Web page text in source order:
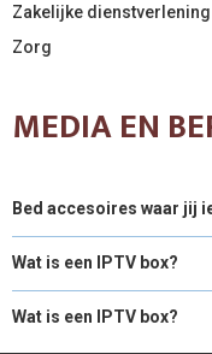
Zakelijke dienstverlening
Zorg
MEDIA EN
Bed accesoires waar jij
Wat is een IPTV box?
Wat is een IPTV box?